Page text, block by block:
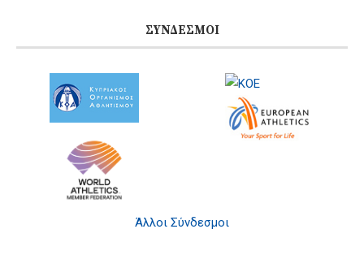
ΣΎΝΔΕΣΜΟΙ
Άλλοι Σύνδεσμοι